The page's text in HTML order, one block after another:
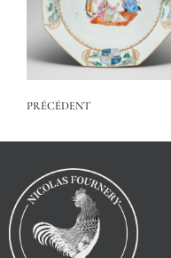
PRÉCÉDENT